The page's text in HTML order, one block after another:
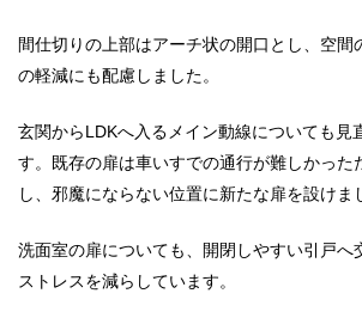
間仕切りの上部はアーチ状の開口とし、空間
の軽減にも配慮しました。
玄関からLDKへ入るメイン動線についても見
す。既存の扉は車いすでの通行が難しかった
し、邪魔にならない位置に新たな扉を設けま
洗面室の扉についても、開閉しやすい引戸へ
ストレスを減らしています。